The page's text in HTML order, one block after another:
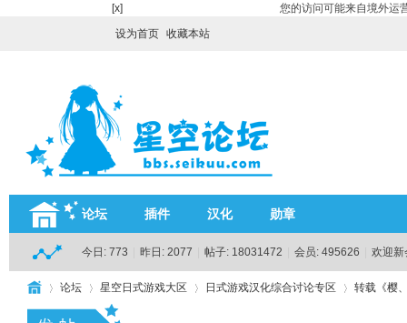
[x]
您的访问可能来自境外运
设为首页
收藏本站
论坛 插件 汉化 勋章
今日: 773 昨日: 2077 帖子: 18031472 会员: 495626 欢迎
论坛 星空日式游戏大区 日式游戏汉化综合讨论专区 转载《樱